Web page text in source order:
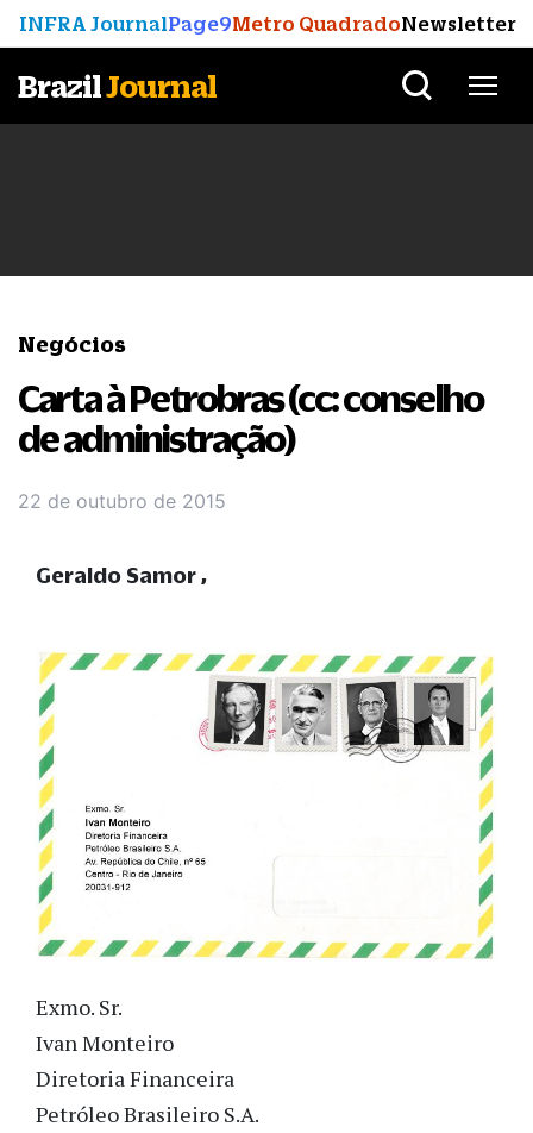
INFRA JournalPage9Metro QuadradoNewsletter
BrazilJournal
Negócios
Carta à Petrobras (cc: conselho
de administração)
22 de outubro de 2015
Exmo. Sr.
Ivan Monteiro
Diretoria Financeira
Petróleo Brasileiro S.A.
Geraldo Samor